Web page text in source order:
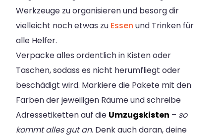
Werkzeuge zu organisieren und besorg dir
vielleicht noch etwas zu Essen und Trinken für
alle Helfer.
Verpacke alles ordentlich in Kisten oder
Taschen, sodass es nicht herumfliegt oder
beschädigt wird. Markiere die Pakete mit den
Farben der jeweiligen Räume und schreibe
Adressetiketten auf die Umzugskisten – so
kommt alles gut an. Denk auch daran, deine